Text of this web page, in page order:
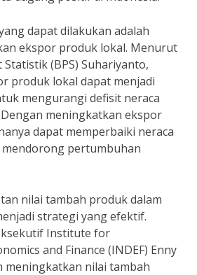
dapat dilakukan adalah
ekspor produk lokal. Menurut
Statistik (BPS) Suhariyanto,
produk lokal dapat menjadi
mengurangi defisit neraca
meningkatkan ekspor
dapat memperbaiki neraca
pertumbuhan
nilai tambah produk dalam
strategi yang efektif.
Institute for
and Finance (INDEF) Enny
meningkatkan nilai tambah